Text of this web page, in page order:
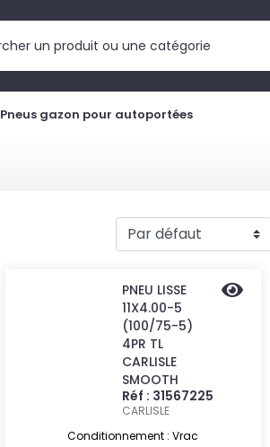
Pneus gazon pour autoportées
PNEU LISSE
11X4.00-5
(100/75-5)
4PR TL
CARLISLE
SMOOTH
Réf : 31567225
CARLISLE
Conditionnement : Vrac